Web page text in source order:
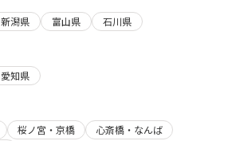
新潟県 富山県
石川県
愛知県
桜ノ宮・京橋
心斎橋・なんば